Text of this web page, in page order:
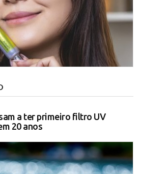
a ter primeiro filtro UV
20 anos